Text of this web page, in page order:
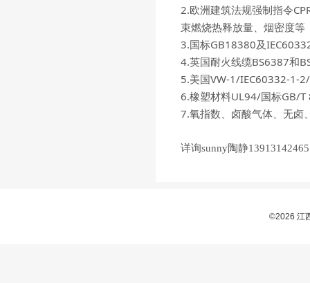
2.欧洲建筑法规强制指令
束燃烧热释放量、烟密度等
3.国标GB18380及
4.英国耐火线缆BS6387和
5.美国VW-1/IEC60332-1-
6.橡塑材料UL94/国标GB/T
7.氧指数、卤酸气体、无卤
详询sunny陶静13913142465
©2026 江